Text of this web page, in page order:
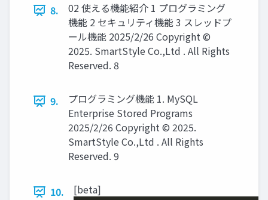
8.
02 使える機能紹介 1 プログラミング
機能 2 セキュリティ機能 3 スレッドプ
ール機能 2025/2/26 Copyright ©
2025. SmartStyle Co.,Ltd . All Rights
Reserved. 8
9.
プログラミング機能 1. MySQL
Enterprise Stored Programs
2025/2/26 Copyright © 2025.
SmartStyle Co.,Ltd . All Rights
Reserved. 9
10. [beta]